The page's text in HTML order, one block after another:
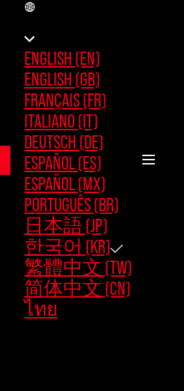
ENGLISH (EN)
ENGLISH (GB)
FRANÇAIS (FR)
ITALIANO (IT)
DEUTSCH (DE)
ESPAÑOL (ES)
ESPAÑOL (MX)
PORTUGUÊS (BR)
日本語 (JP)
한국어 (KR)
繁體中文 (TW)
简体中文 (CN)
ไทย